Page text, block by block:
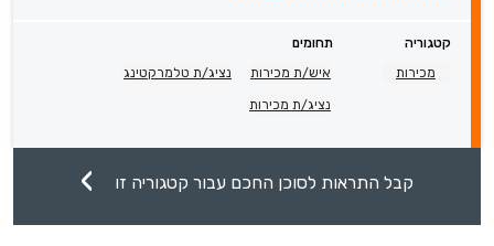
קטגוריה
תחומים
מכירות
איש/ת מכירות נציג/ת טלמרקטינג
נציג/ת מכירות
קבל התראות לסוכן החכם עבור קטגוריה זו